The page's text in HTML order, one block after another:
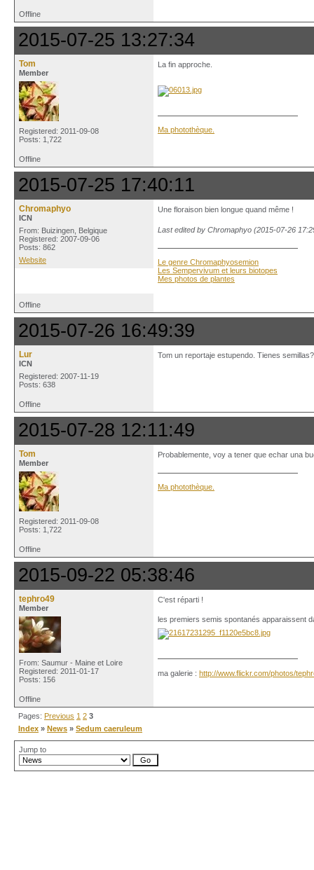
Offline
2015-07-25 13:27:34
Tom
Member
Registered: 2011-09-08
Posts: 1,722
La fin approche.
Ma photothèque.
Offline
2015-07-25 17:40:11
Chromaphyo
ICN
From: Buizingen, Belgique
Registered: 2007-09-06
Posts: 862
Website
Une floraison bien longue quand même !
Last edited by Chromaphyo (2015-07-26
Le genre Chromaphyosemion
Les Sempervivum et leurs biotopes
Mes photos de plantes
Offline
2015-07-26 16:49:39
Lur
ICN
Registered: 2007-11-19
Posts: 638
Tom un reportaje estupendo. Tienes semillas?
Offline
2015-07-28 12:11:49
Tom
Member
Registered: 2011-09-08
Posts: 1,722
Probablemente, voy a tener que echar una
Ma photothèque.
Offline
2015-09-22 05:38:46
tephro49
Member
From: Saumur - Maine et Loire
Registered: 2011-01-17
Posts: 156
C'est réparti !
les premiers semis spontanés apparaissent
ma galerie : http://www.flickr.com/photos/
Offline
Pages: Previous 1 2 3
Index » News » Sedum caeruleum
Jump to